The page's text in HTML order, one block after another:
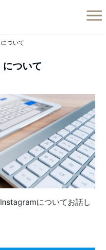
ついて
について
についてお話し